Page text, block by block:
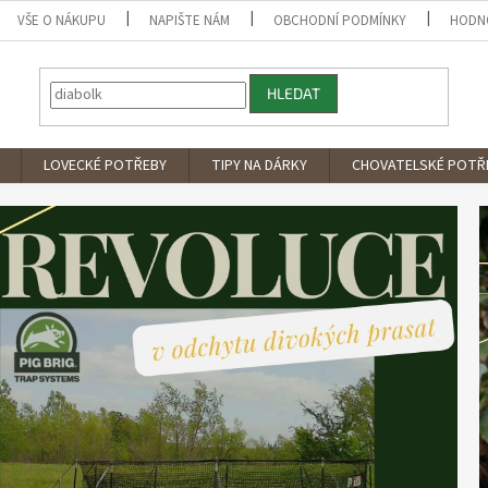
VŠE O NÁKUPU NAPIŠTE NÁM OBCHODNÍ PODMÍNKY
HLEDAT
LOVECKÉ POTŘEBY TIPY NA DÁRKY CHOVATELSKÉ